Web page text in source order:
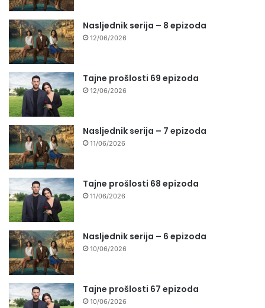
Nasljednik serija – 8 epizoda
12/06/2026
Tajne prošlosti 69 epizoda
12/06/2026
Nasljednik serija – 7 epizoda
11/06/2026
Tajne prošlosti 68 epizoda
11/06/2026
Nasljednik serija – 6 epizoda
10/06/2026
Tajne prošlosti 67 epizoda
10/06/2026